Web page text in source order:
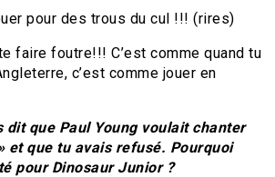
pour des trous du cul !!! (rires)
faire foutre!!! C’est comme quand tu
c’est comme jouer en
dit que Paul Young voulait chanter
et que tu avais refusé. Pourquoi
pour Dinosaur Junior ?